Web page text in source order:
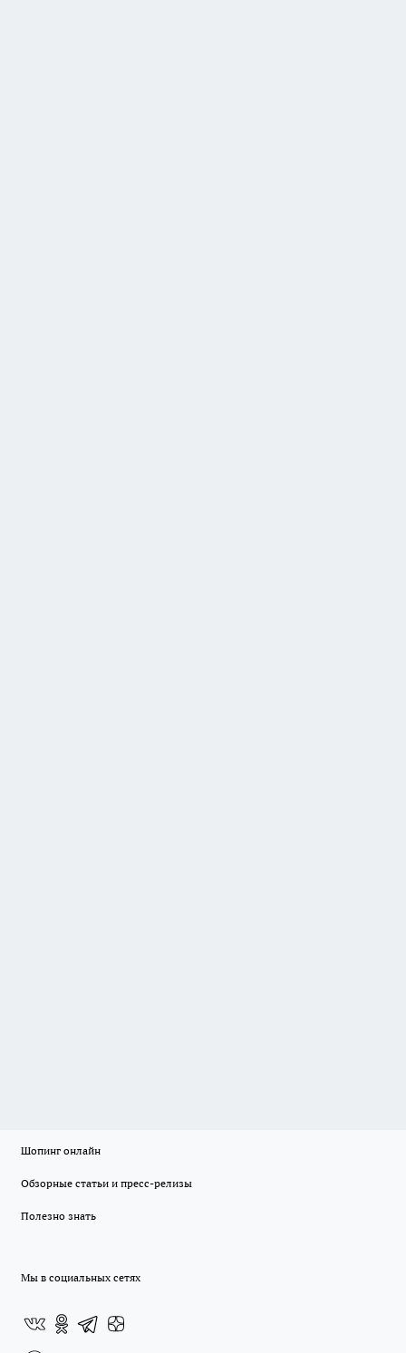
Шопинг онлайн
Обзорные статьи и пресс-релизы
Полезно знать
Мы в социальных сетях